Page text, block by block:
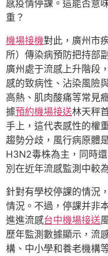
感疫情停課。這能否意
重？
機場接機對此，廣州市
所）傳染病預防把持部
廣州處于流感上升階段
感的致病性、沾染風險
高熱、肌肉酸痛等常見
據預約機場接送林天秤
手上，這代表感性的權
趨勢分歧，風行病原體
H3N2毒株為主，同時
別在近年流感監測中較
針對有學校停課的情況
情況。不過，停課并非
進進流感台中機場接送
歷年監測數據顯示，流
構、中小學和養老機構